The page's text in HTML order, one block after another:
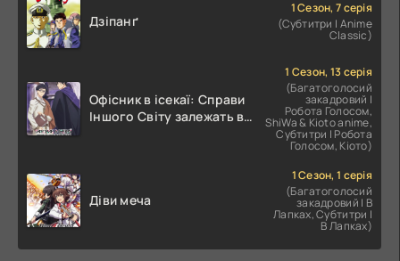
Дзіпанґ
1 Сезон, 7 серія
(Субтитри | Anime
Classic)
Офісник в ісекаї: Справи
Іншого Світу залежать від
1 Сезон, 13 серія
(Багатоголосий
закадровий |
Робота Голосом,
ShiWa & Kioto anime,
Субтитри | Робота
Голосом, Кіото)
Діви меча
1 Сезон, 1 серія
(Багатоголосий
закадровий | В
Лапках, Субтитри |
В Лапках)